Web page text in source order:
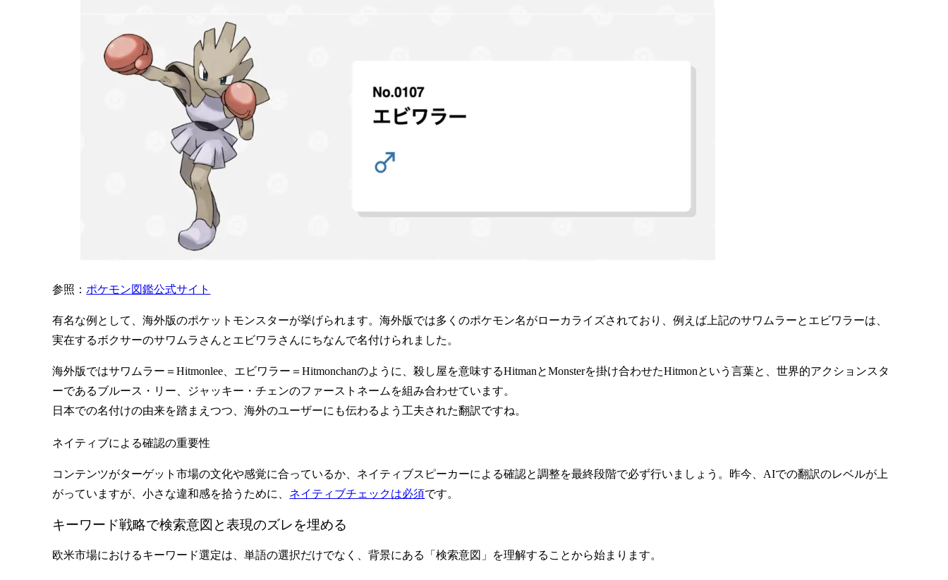
参照： ポケモン図鑑公式サイト
有名な例として、海外版のポケットモンスターが挙げられます。海外版では多くのポケモン名がローカライズされており、例えば上記のサワムラーとエビワラーは、
実在するボクサーのサワムラさんとエビワラさんにちなんで名付けられました。
海外版ではサワムラー＝Hitmonlee 、エビワラー＝Hitmonchanのように、殺し屋を意味するHitmanとMonsterを掛け合わせたHitmonという言葉と、世界的アクションスタ
ーであるブルース・リー、ジャッキー・チェンのファーストネームを組み合わせています。
日本での名付けの由来を踏まえつつ、海外のユーザーにも伝わるよう工夫された翻訳ですね。
ネイティブによる確認の重要性
コンテンツがターゲット市場の文化や感覚に合っているか、ネイティブスピーカーによる確認と調整を最終段階で必ず行いましょう。昨今、AIでの翻訳のレベルが上
がっていますが、小さな違和感を拾うために、 ネイティブチェックは必須です。
キーワード戦略で検索意図と表現のズレを埋める
欧米市場におけるキーワード選定は、単語の選択だけでなく、背景にある「検索意図」を理解することから始まります。